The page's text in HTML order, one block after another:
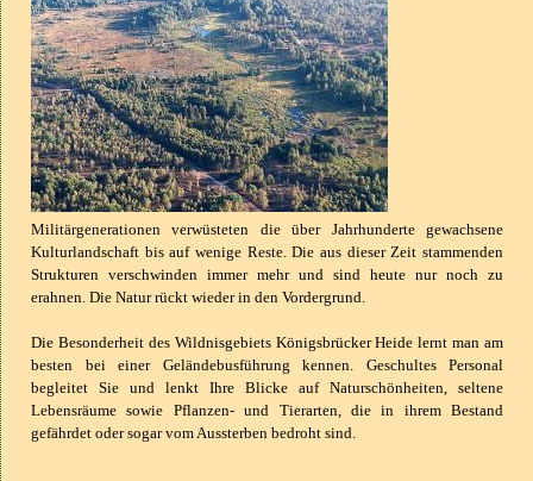
Militärgenerationen verwüsteten die über Jahrhunderte gewachsene
Kulturlandschaft bis auf wenige Reste. Die aus dieser Zeit stammenden
Strukturen verschwinden immer mehr und sind heute nur noch zu
erahnen. Die Natur rückt wieder in den Vordergrund.
Die Besonderheit des Wildnisgebiets Königsbrücker Heide lernt man am
besten bei einer Geländebusführung kennen. Geschultes Personal
begleitet Sie und lenkt Ihre Blicke auf Naturschönheiten, seltene
Lebensräume sowie Pflanzen- und Tierarten, die in ihrem Bestand
gefährdet oder sogar vom Aussterben bedroht sind.